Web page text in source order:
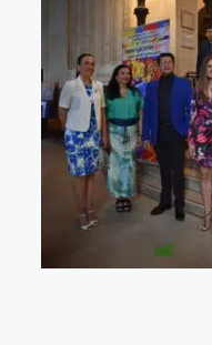
Qué dicen de
Aviso legal
Política de cookies
Bruit de gommettes